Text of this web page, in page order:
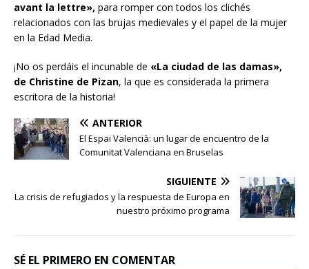
avant la lettre», para romper con todos los clichés
relacionados con las brujas medievales y el papel de la mujer
en la Edad Media.
¡No os perdáis el incunable de «La ciudad de las damas»,
de Christine de Pizan, la que es considerada la primera
escritora de la historia!
ANTERIOR
El Espai Valencià: un lugar de encuentro de la
Comunitat Valenciana en Bruselas
SIGUIENTE
La crisis de refugiados y la respuesta de Europa en
nuestro próximo programa
SÉ EL PRIMERO EN COMENTAR